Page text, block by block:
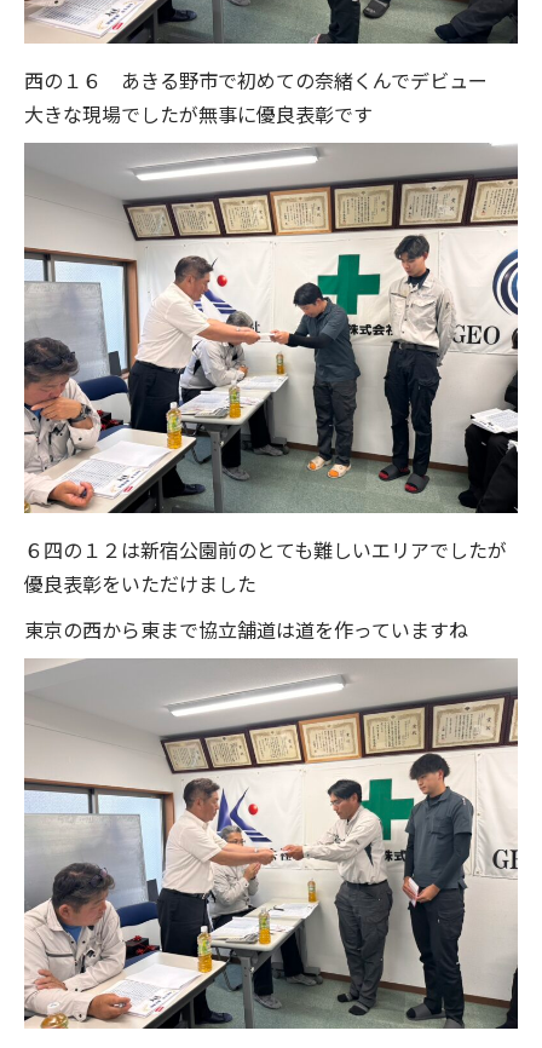
西の１６ あきる野市で初めての奈緒くんでデビュー
大きな現場でしたが無事に優良表彰です
６四の１２は新宿公園前のとても難しいエリアでしたが
優良表彰をいただけました
東京の西から東まで協立舗道は道を作っていますね